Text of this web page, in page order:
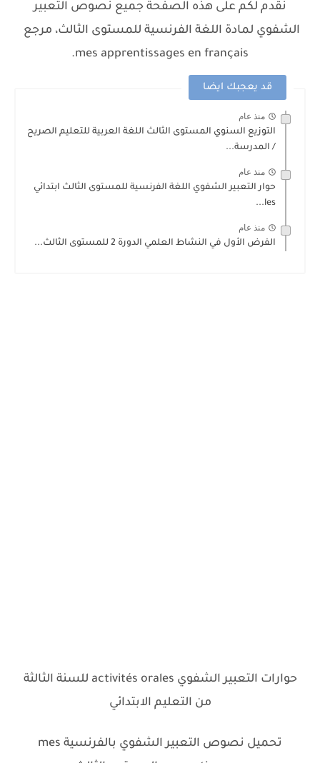
نقدم لكم على هذه الصفحة جميع نصوص التعبير
الشفوي لمادة اللغة الفرنسية للمستوى الثالث، مرجع
mes apprentissages en français.
قد يعجبك ايضا
منذ عام
التوزيع السنوي المستوى الثالث اللغة العربية للتعليم الصريح
/ المدرسة...
منذ عام
حوار التعبير الشفوي اللغة الفرنسية للمستوى الثالث ابتدائي
les...
منذ عام
الفرض الأول في النشاط العلمي الدورة 2 للمستوى الثالث...
حوارات التعبير الشفوي activités orales للسنة الثالثة
من التعليم الابتدائي
تحميل نصوص التعبير الشفوي بالفرنسية mes